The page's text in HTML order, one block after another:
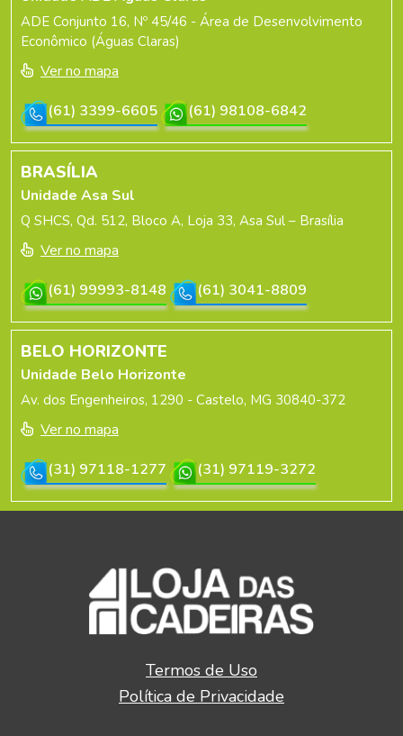
ADE Conjunto 16, Nº 45/46 - Área de Desenvolvimento
Econômico (Águas Claras)
Ver no mapa
(61) 3399-6605
(61) 98108-6842
BRASÍLIA
Unidade Asa Sul
Q SHCS, Qd. 512, Bloco A, Loja 33, Asa Sul – Brasília
Ver no mapa
(61) 99993-8148
(61) 3041-8809
BELO HORIZONTE
Unidade Belo Horizonte
Av. dos Engenheiros, 1290 - Castelo, MG 30840-372
Ver no mapa
(31) 97118-1277
(31) 97119-3272
Termos de Uso
Política de Privacidade